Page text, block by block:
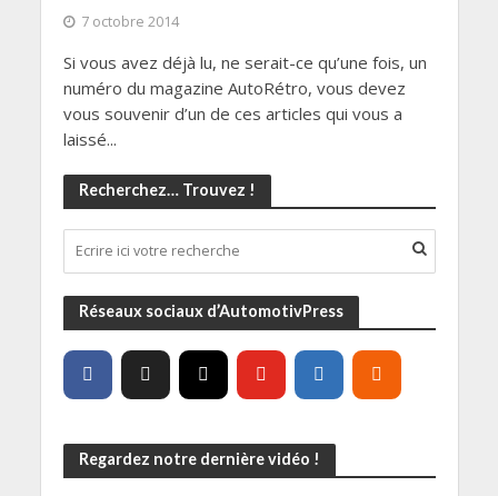
7 octobre 2014
Si vous avez déjà lu, ne serait-ce qu’une fois, un
numéro du magazine AutoRétro, vous devez
vous souvenir d’un de ces articles qui vous a
laissé...
Recherchez… Trouvez !
Réseaux sociaux d’AutomotivPress
Regardez notre dernière vidéo !